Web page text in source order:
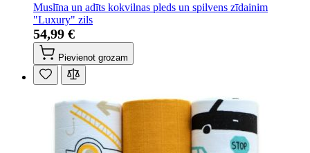
Muslīna un adīts kokvilnas pleds un spilvens zīdainim
"Luxury" zils
54,99 €
Pievienot grozam